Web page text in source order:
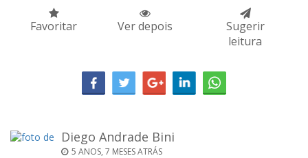
Favoritar Ver depois
Sugerir
leitura
Diego Andrade Bini
5 ANOS, 7 MESES ATRÁS